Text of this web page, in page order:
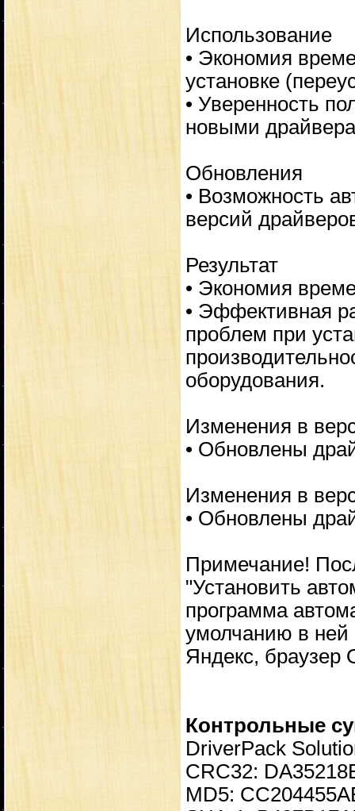
Использование
• Экономия
установке
• Уверенность
новыми
Обновления
• Возможность
версий
Результат
• Экономия
• Эффективная
проблем при
оборудования.
Изменения в
• Обновлены
Изменения в
• Обновлены
Примечание!
"Установить
программа
умолчанию в
Яндекс, браузер
Контрольные
DriverPack
CRC32:
MD5: